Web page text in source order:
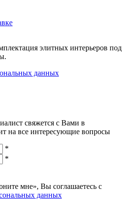
элитных интерьеров под
данных
свяжется с Вами в
на все интересующие вопросы
*
*
мне», Вы соглашаетесь с
данных